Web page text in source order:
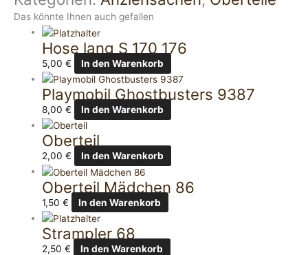
Das könnte Ihnen auch gefallen
Hose lang S 170 176
5,00€ In den Warenkorb
Playmobil Ghostbusters 9387
8,00€ In den Warenkorb
Oberteil
2,00€ In den Warenkorb
Oberteil Mädchen 86
1,50€ In den Warenkorb
Strampler 68
2,50€ In den Warenkorb